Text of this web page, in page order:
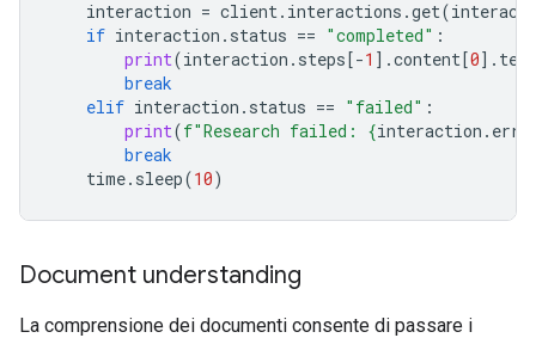
interaction = client. interactions .get(
if interaction . status == "completed" :
print(interaction . steps[-1 ] .content[0] . text
break
elif interaction . status == "failed" :
print(f"Research failed: {interaction .
break
time. sleep(10)
Document understanding
La comprensione dei documenti consente di passare i